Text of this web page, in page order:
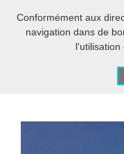
Conformément aux
navigation dans de
l'utilisation